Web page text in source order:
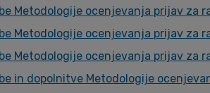
Metodologije ocenjevanja prijav za
Metodologije ocenjevanja prijav za
Metodologije ocenjevanja prijav za
in dopolnitve Metodologije